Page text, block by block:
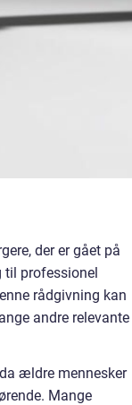
der er gået på
til professionel
rådgivning kan
andre relevante
ældre mennesker
Mange